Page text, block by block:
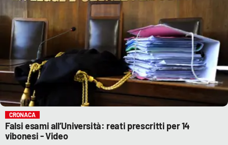
CRONACA
Falsi esami all’Università: reati prescritti per 14
vibonesi - Video